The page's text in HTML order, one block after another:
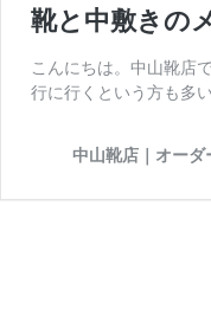
靴と中敷きの
こんにちは。中山靴店
行に行くという方も多
中山靴店｜オー